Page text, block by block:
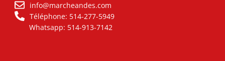
info@marcheandes.com
Téléphone: 514-277-5949
Whatsapp: 514-913-7142